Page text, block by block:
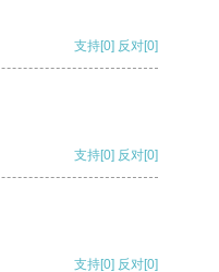
支持[0] 反对[0]
支持[0] 反对[0]
支持[0] 反对[0]